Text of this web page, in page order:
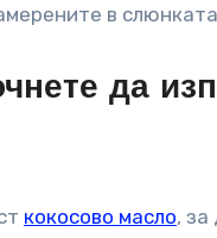
в
да
кокосово масло,